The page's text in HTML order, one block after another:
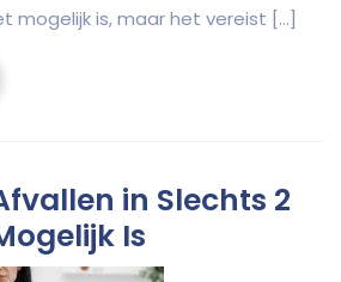
mogelijk is, maar het vereist […]
in Slechts 2
Is